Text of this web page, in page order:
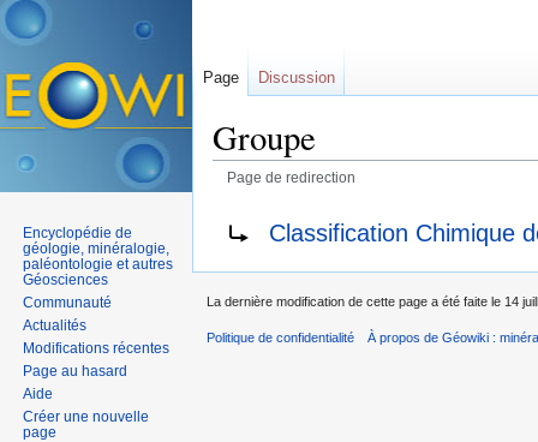
Groupe
Page de redirection
Rediriger vers :Classification Chimique
Page Discussion
Encyclopédie de
géologie, minéralogie,
paléontologie et autres
Géosciences
Communauté
Actualités
Modifications récentes
Page au hasard
Aide
Créer une nouvelle
page
La dernière modification de cette page a été faite le 14
Politique de confidentialité À propos de Géowiki :